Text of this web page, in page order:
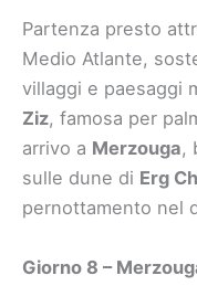
Partenza presto
Medio Atlante,
villaggi e paesaggi
Ziz, famosa per
arrivo a Merzouga,
sulle dune di Erg
pernottamento nel
Giorno 8 –